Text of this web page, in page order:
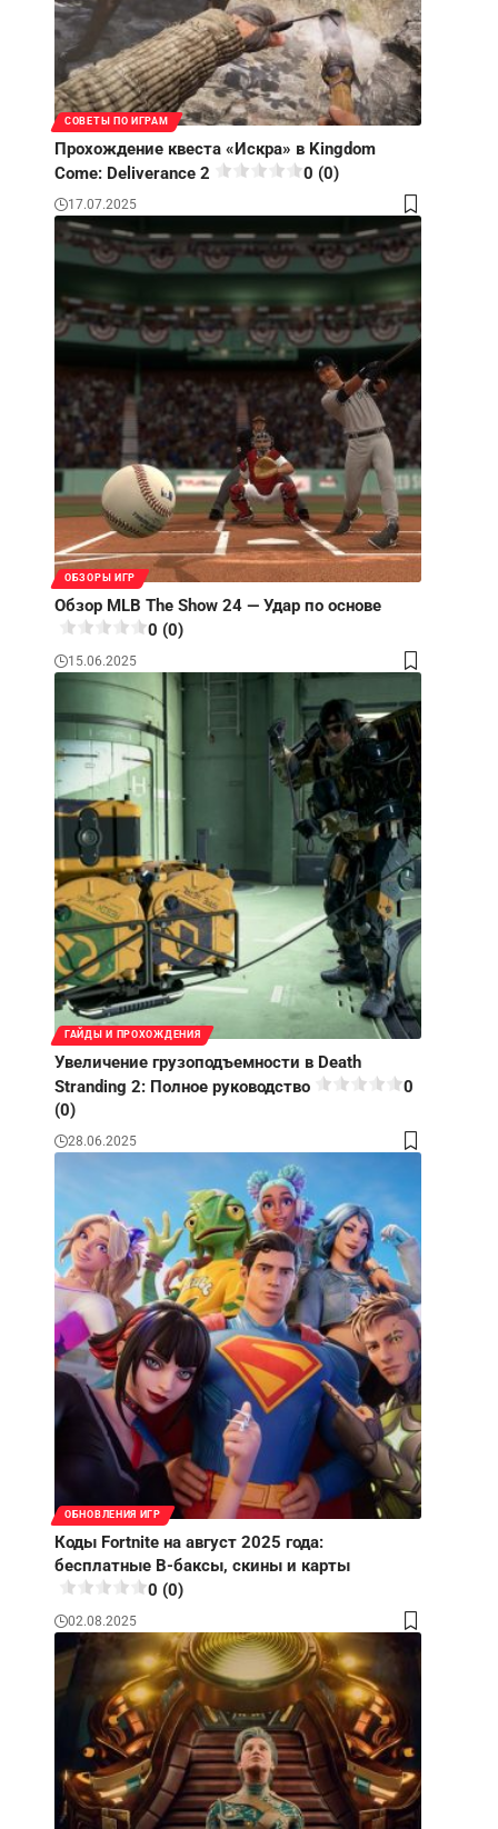
СОВЕТЫ ПО ИГРАМ
Прохождение квеста «Искра» в Kingdom
Come: Deliverance 2
0 (0)
17.07.2025
ОБЗОРЫ ИГР
Обзор MLB The Show 24 — Удар по основе
0 (0)
15.06.2025
ГАЙДЫ И ПРОХОЖДЕНИЯ
Увеличение грузоподъемности в Death
Stranding 2: Полное руководство
0
(0)
28.06.2025
ОБНОВЛЕНИЯ ИГР
Коды Fortnite на август 2025 года:
бесплатные В-баксы, скины и карты
0 (0)
02.08.2025